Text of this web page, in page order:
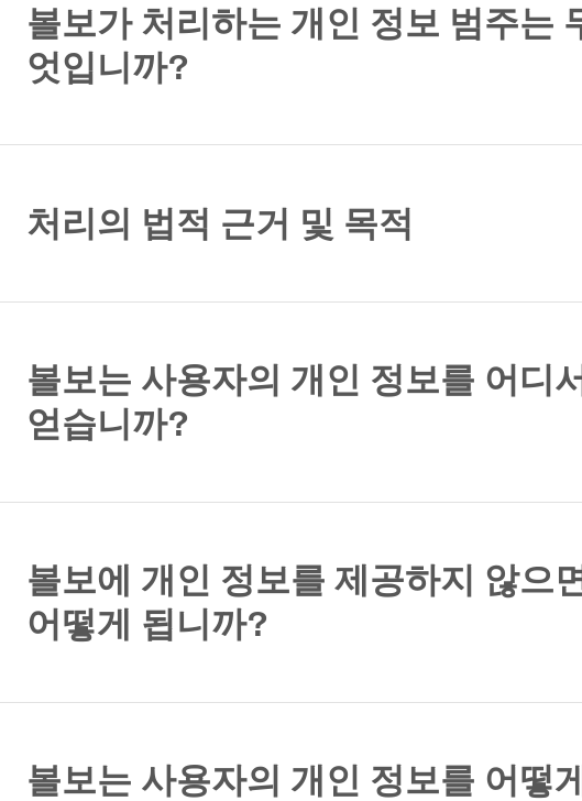
볼보가 처리하는 개인 정보 범주는
엇입니까?
처리의 법적 근거 및 목적
볼보는 사용자의 개인 정보를 어디
얻습니까?
볼보에 개인 정보를 제공하지 않으
어떻게 됩니까?
볼보는 사용자의 개인 정보를 어떻